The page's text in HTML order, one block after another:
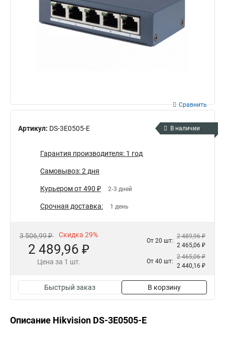
Артикул: DS-3E0505-E
Сравнить
В наличии
Гарантия производителя: 1 год
Самовывоз: 2 дня
Курьером от 490 ₽ 2-3 дней
Срочная доставка: 1 день
3 506,99 ₽ Скидка 29%
2 489,96 ₽
Цена за 1 шт.
От 20 шт:
2 489,96 ₽
2 465,06 ₽
От 40 шт:
2 465,06 ₽
2 440,16 ₽
Быстрый заказ В корзину
Описание Hikvision DS-3E0505-E